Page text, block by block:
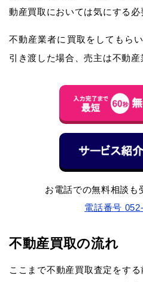
動産買取においては気にする必
不動産業者に買取をしてもら
引き渡した場合、売主は不動
お電話での無料相談も
電話番号
不動産買取の流れ
ここまで不動産買取査定をす